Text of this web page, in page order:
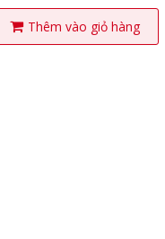
Thêm vào giỏ hàng